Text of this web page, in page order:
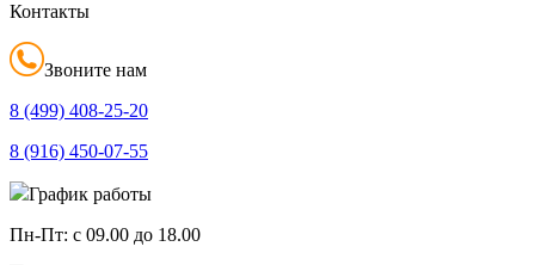
Контакты
Звоните нам
8 (499) 408-25-20
8 (916) 450-07-55
График работы
Пн-Пт: с 09.00 до 18.00